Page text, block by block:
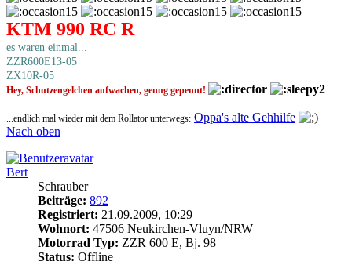
KTM 990 RC R
es waren einmal...
ZZR600E13-05
ZX10R-05
Hey, Schutzengelchen aufwachen, genug gepennt!
...endlich mal wieder mit dem Rollator unterwegs: Oppa's alte Gehhilfe
Nach oben
Bert
Schrauber
Beiträge: 892
Registriert: 21.09.2009, 10:29
Wohnort: 47506 Neukirchen-Vluyn/NRW
Motorrad Typ: ZZR 600 E, Bj. 98
Status: Offline